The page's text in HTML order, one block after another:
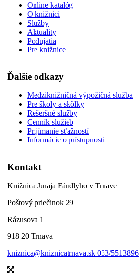
Online katalóg
O knižnici
Služby
Aktuality
Podujatia
Pre knižnice
Ďalšie odkazy
Medziknižničná výpožičná služba
Pre školy a skôlky
Rešeršné služby
Cenník služieb
Prijímanie sťažností
Informácie o prístupnosti
Kontakt
Knižnica Juraja Fándlyho v Trnave
Poštový priečinok 29
Rázusova 1
918 20 Trnava
kniznica@kniznicatrnava.sk 033/5513896